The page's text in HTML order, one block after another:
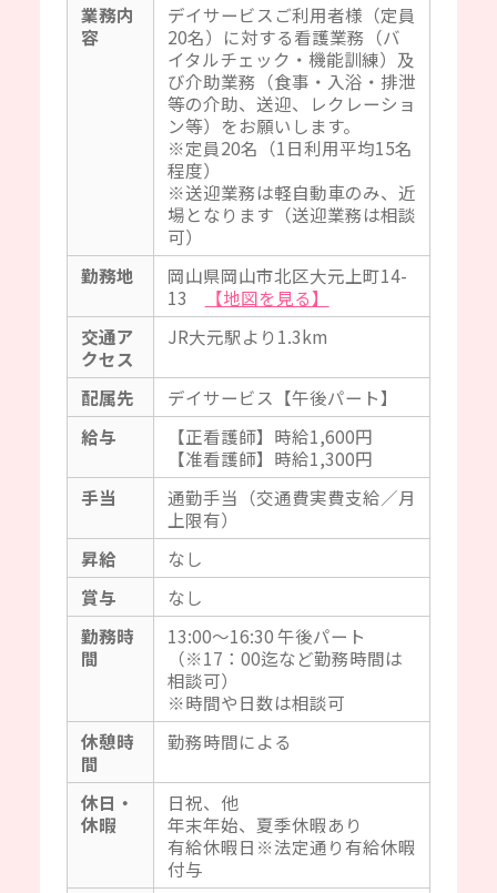
業務内
容
デイサービスご利用者様（定員
20名）に対する看護業務（バ
イタルチェック・機能訓練）及
び介助業務（食事・入浴・排泄
等の介助、送迎、レクレーショ
ン等）をお願いします。
※定員20名（1日利用平均15名
程度）
※送迎業務は軽自動車のみ、近
場となります（送迎業務は相談
可）
勤務地
岡山県岡山市北区大元上町14-
13
【地図を見る】
交通ア
クセス
JR大元駅より1.3km
配属先
デイサービス【午後パート】
給与
【正看護師】時給1,600円
【准看護師】時給1,300円
手当
通勤手当（交通費実費支給／月
上限有）
昇給
なし
賞与
なし
勤務時
間
13:00～16:30 午後パート
（※17：00迄など勤務時間は
相談可）
※時間や日数は相談可
休憩時
間
勤務時間による
休日・
休暇
日祝、他
年末年始、夏季休暇あり
有給休暇日※法定通り有給休暇
付与